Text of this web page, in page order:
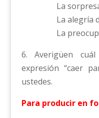
La
La alegría
La
6. Averigüen
expresión “caer
ustedes.
Para producir en